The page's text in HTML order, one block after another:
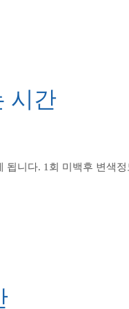
시간
니다. 1회 미백후 변색